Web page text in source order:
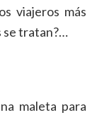
viajeros más
se tratan?…
maleta para